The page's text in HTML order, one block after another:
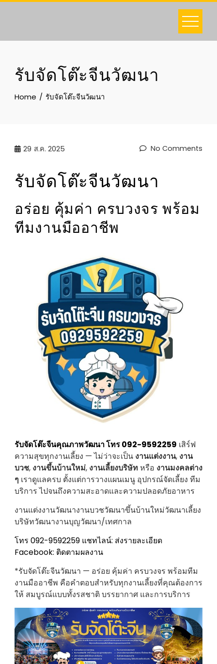
Skip
รับจัดโต๊ะจีนวัฒนา
Home รับจัดโต๊ะจีนวัฒนา
29 ส.ค. 2025 No Comments
รับจัดโต๊ะจีนวัฒนา
อร่อย คุ้มค่า ครบวงจร พร้อม
ทีมงานมืออาชีพ
รับจัดโต๊ะจีนคุณภาพวัฒนา โทร 092-9592259 เสิร์ฟ
ความสุขทุกงานเลี้ยง — ไม่ว่าจะเป็น งานแต่งงาน, งาน
บวช, งานขึ้นบ้านใหม่, งานเลี้ยงบริษัทหรือ งานมงคลต่าง
ๆ เราดูแลครบ ตั้งแต่การวางแผนเมนู อุปกรณ์จัดเลี้ยง ทีม
บริการ ไปจนถึงความสะอาดและความปลอดภัยอาหาร
งานแต่งงานวัฒนางานบวชวัฒนาขึ้นบ้านใหม่วัฒนาเลี้ยง
บริษัทวัฒนางานบุญวัฒนา/เทศกาล
โทร 092-9592259 แชทไลน์: ส่งรายละเอียด
Facebook: ติดตามผลงาน
*รับจัดโต๊ะจีนวัฒนา — อร่อย คุ้มค่า ครบวงจร พร้อมทีม
งานมืออาชีพ คือคำตอบสำหรับทุกงานเลี้ยงที่คุณต้องการ
ให้ สมบูรณ์แบบทั้งรสชาติ บรรยากาศ และการบริการ